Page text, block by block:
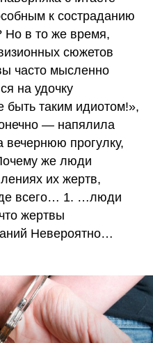
к состраданию
Но в то же время,
сюжетов
часто мысленно
на удочку
таким идиотом!»,
— напялила
вечернюю прогулку,
же люди
их жертв,
всего… 1. …люди
жертвы
Невероятно…